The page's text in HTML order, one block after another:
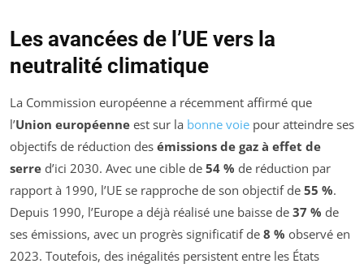
Les avancées de l’UE vers la
neutralité climatique
La Commission européenne a récemment affirmé que
l’Union européenne est sur la bonne voie pour atteindre ses
objectifs de réduction des émissions de gaz à effet de
serre d’ici 2030. Avec une cible de 54 % de réduction par
rapport à 1990, l’UE se rapproche de son objectif de 55 %.
Depuis 1990, l’Europe a déjà réalisé une baisse de 37 % de
ses émissions, avec un progrès significatif de 8 % observé en
2023. Toutefois, des inégalités persistent entre les États